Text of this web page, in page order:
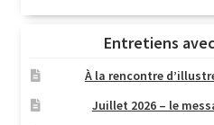
Entretiens
À la rencontre
Juillet 2026 – le